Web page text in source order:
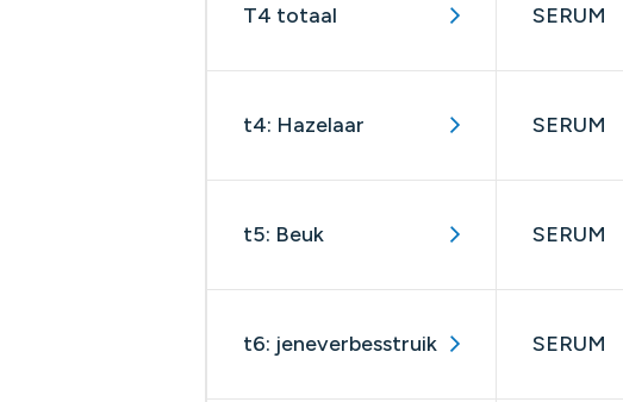
T4 totaal SERUM
t4: Hazelaar SERUM
t5: Beuk SERUM
t6: jeneverbesstruik SERUM